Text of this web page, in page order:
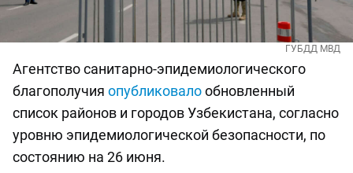
ГУБДД МВД
Агентство санитарно-эпидемиологического
благополучия опубликовалообновленный
список районов и городов Узбекистана, согласно
уровню эпидемиологической безопасности, по
состоянию на 26 июня.